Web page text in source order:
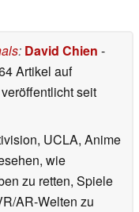
: David Chien -
Artikel auf
seit
UCLA, Anime
wie
zu retten, Spiele
AR-Welten zu